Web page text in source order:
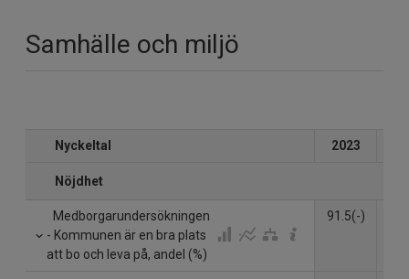
Samhälle och miljö
Nyckeltal 2023
Nöjdhet
Medborgarundersökningen
- Kommunen är en bra plats
att bo och leva på, andel (%)
91.5(-)